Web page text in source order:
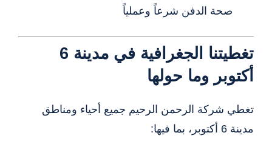
صحة الدفن شرعاً وعملياً
تغطيتنا الجغرافية في مدينة 6
أكتوبر وما حولها
تغطي شركة الرحمن الرحيم جميع أحياء ومناطق
مدينة 6 أكتوبر، بما فيها: